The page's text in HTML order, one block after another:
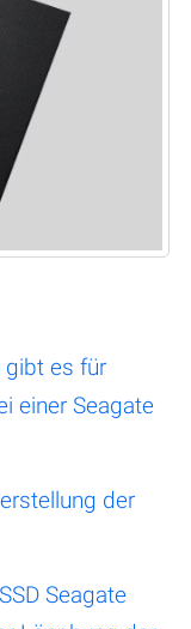
gibt es für
einer Seagate
der
Seagate